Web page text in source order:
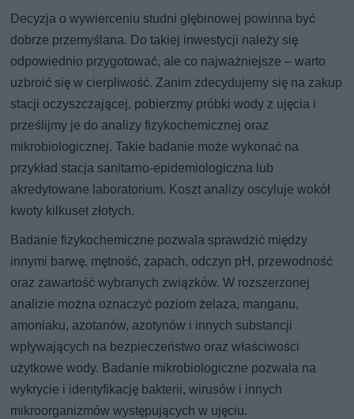
Decyzja o wywierceniu studni głębinowej powinna być
dobrze przemyślana. Do takiej inwestycji należy się
odpowiednio przygotować, ale co najważniejsze – warto
uzbroić się w cierpliwość. Zanim zdecydujemy się na zakup
stacji oczyszczającej, pobierzmy próbki wody z ujęcia i
prześlijmy je do analizy fizykochemicznej oraz
mikrobiologicznej. Takie badanie może wykonać na
przykład stacja sanitarno-epidemiologiczna lub
akredytowane laboratorium. Koszt analizy oscyluje wokół
kwoty kilkuset złotych.
Badanie fizykochemiczne pozwala sprawdzić między
innymi barwę, mętność, zapach, odczyn pH, przewodność
oraz zawartość wybranych związków. W rozszerzonej
analizie można oznaczyć poziom żelaza, manganu,
amoniaku, azotanów, azotynów i innych substancji
wpływających na bezpieczeństwo oraz właściwości
użytkowe wody. Badanie mikrobiologiczne pozwala na
wykrycie i identyfikację bakterii, wirusów i innych
mikroorganizmów występujących w ujęciu.